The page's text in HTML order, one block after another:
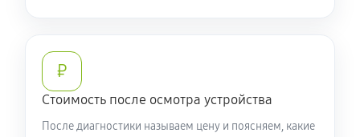
₽
Стоимость после осмотра устройства
После диагностики называем цену и поясняем, какие